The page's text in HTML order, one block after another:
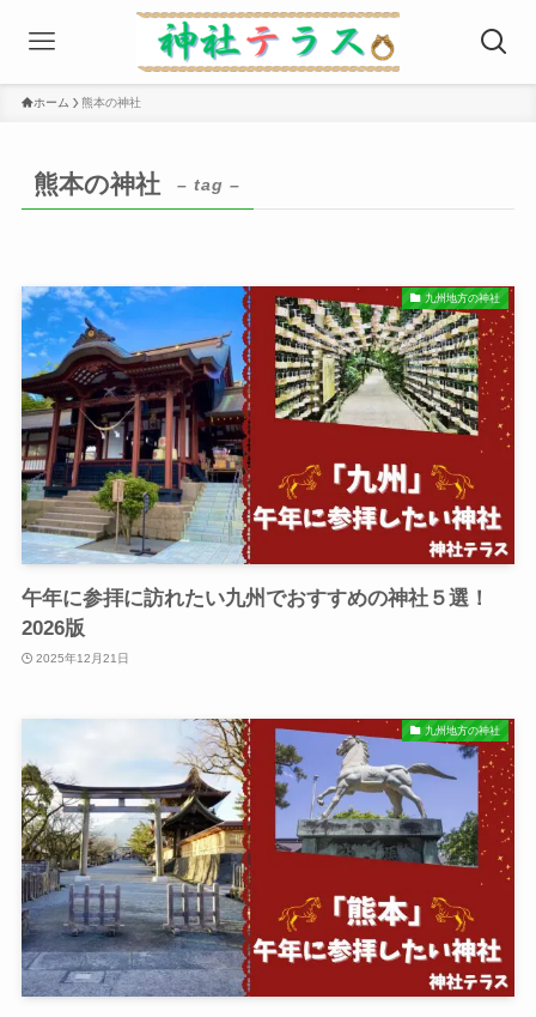
ホーム 熊本の神社
熊本の神社 – tag –
九州地方の神社
午年に参拝に訪れたい九州でおすすめの神社５選！
2026版
2025年12月21日
九州地方の神社